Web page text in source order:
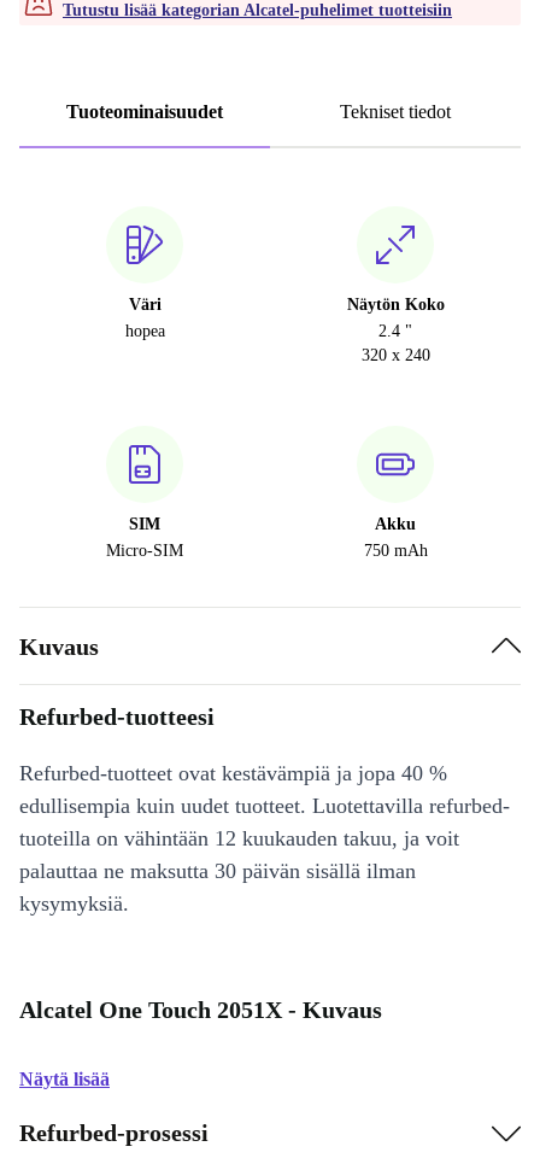
Tutustu lisää kategorian Alcatel-puhelimet tuotteisiin
Tuoteominaisuudet Tekniset tiedot
Väri
hopea
Näytön Koko
2.4 "
320 x 240
SIM
Micro-SIM
Akku
750 mAh
Kuvaus
Refurbed-tuotteesi
Refurbed-tuotteet ovat kestävämpiä ja jopa 40 %
edullisempia kuin uudet tuotteet. Luotettavilla refurbed-
tuoteilla on vähintään 12 kuukauden takuu, ja voit
palauttaa ne maksutta 30 päivän sisällä ilman
kysymyksiä.
Alcatel One Touch 2051X - Kuvaus
Näytä lisää
Refurbed-prosessi